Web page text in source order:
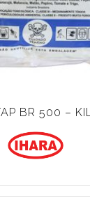
BR 500 –